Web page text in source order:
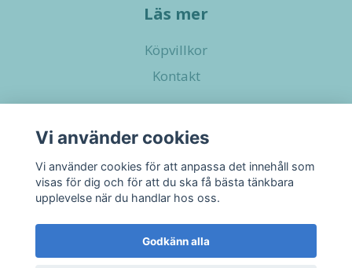
Läs mer
Köpvillkor
Kontakt
Sociala medier
Vi använder cookies
Vi använder cookies för att anpassa det innehåll som
visas för dig och för att du ska få bästa tänkbara
upplevelse när du handlar hos oss.
Godkänn alla